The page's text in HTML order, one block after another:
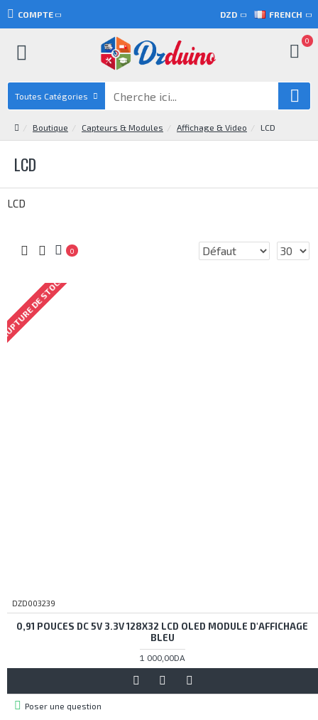
COMPTE DZD FRENCH
0
Toutes Catégories
Boutique Capteurs & Modules Affichage & Video LCD
LCD
LCD
0
DE STOCK
DZD003239
0,91 POUCES DC 5V 3.3V 128X32 LCD OLED MODULE D'AFFICHAGE
BLEU
1 000,00DA
Poser une question